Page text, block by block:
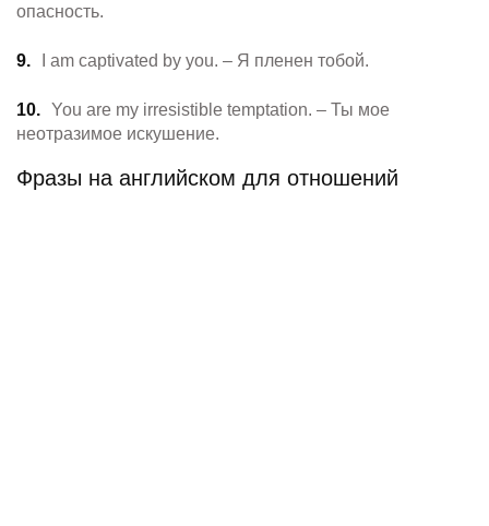
опасность.
I am captivated by you. – Я пленен тобой.
You are my irresistible temptation. – Ты мое
неотразимое искушение.
Фразы на английском для отношений